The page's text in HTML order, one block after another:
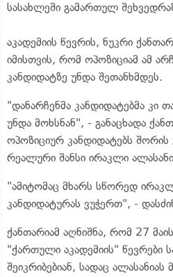
სასახლეში გამართულ
აკადემიის წევრის, ნუკრი
იმისთვის, რომ ოპოზიციამ ამ
კანდიდატზე უნდა შეთანხმდეს.
"დანარჩენმა კანდიდატებმა კი
უნდა მოხსნან", - განაცხადა
ოპოზიციურ კანდიდატებს შორის
რეალური შანსი ირაკლი
"ამიტომაც მხარს სწორედ
კანდიდატურას ვუჭერთ", -
ქანთარიამ აღნიშნა, რომ 27
"ქართული აკადემიის" წევრები
შეიკრიბებიან, სადაც